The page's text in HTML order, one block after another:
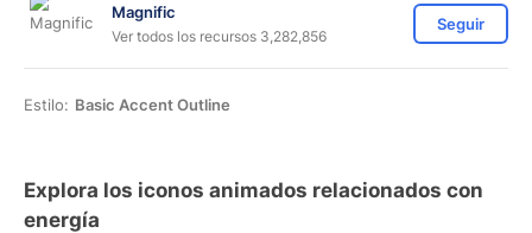
Magnific
Ver todos los recursos 3,282,856
Seguir
Estilo: Basic Accent Outline
Explora los iconos animados relacionados con
energía